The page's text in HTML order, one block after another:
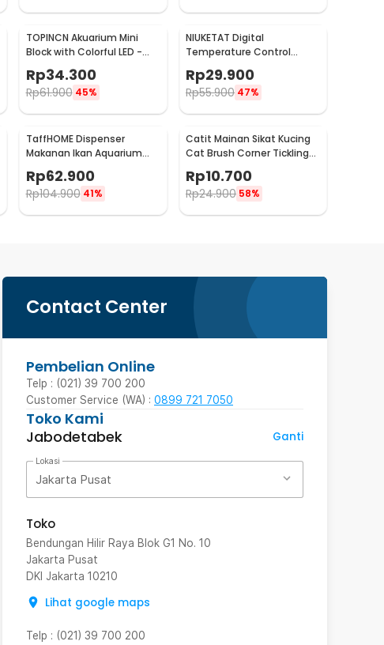
TOPINCN Akuarium Mini
Block with Colorful LED -
TOP5
Rp34.300
Rp61.900 45%
NIUKETAT Digital
Temperature Control
Sensor - W3230
Rp29.900
Rp55.900 47%
TaffHOME Dispenser
Makanan Ikan Aquarium
Automatic Food Timer -
GA-300D
Rp62.900
Rp104.900 41%
Catit Mainan Sikat Kucing
Cat Brush Corner Tickling
Rp10.700
Rp24.900 58%
Contact Center
Pembelian Online
Telp : (021) 39 700 200
Customer Service (WA) : 0899 721 7050
Toko Kami
Jabodetabek
Ganti
Lokasi
Jakarta Pusat
Toko
Bendungan Hilir Raya Blok G1 No. 10
Jakarta Pusat
DKI Jakarta 10210
Lihat google maps
Telp : (021) 39 700 200